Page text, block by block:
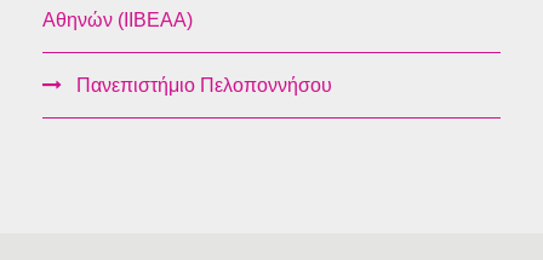
Αθηνών (ΙΙΒΕΑΑ)
Πανεπιστήμιο Πελοποννήσου